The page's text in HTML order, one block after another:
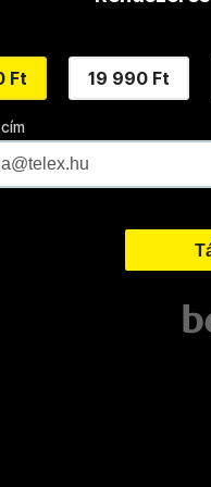
Ft 19 990 Ft